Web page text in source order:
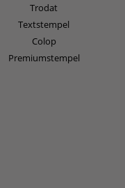
Trodat
Textstempel
Colop
Premiumstempel